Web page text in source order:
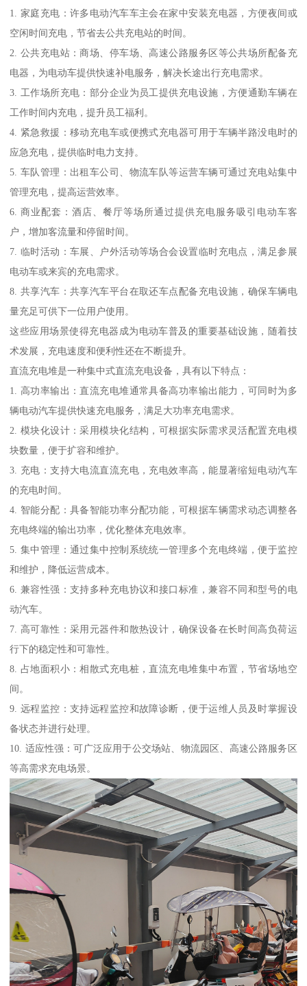
1. 家庭充电：许多电动汽车车主会在家中安装充电器，方便夜间或
空闲时间充电，节省去公共充电站的时间。
2. 公共充电站：商场、停车场、高速公路服务区等公共场所配备充
电器，为电动车提供快速补电服务，解决长途出行充电需求。
3. 工作场所充电：部分企业为员工提供充电设施，方便通勤车辆在
工作时间内充电，提升员工福利。
4. 紧急救援：移动充电车或便携式充电器可用于车辆半路没电时的
应急充电，提供临时电力支持。
5. 车队管理：出租车公司、物流车队等运营车辆可通过充电站集中
管理充电，提高运营效率。
6. 商业配套：酒店、餐厅等场所通过提供充电服务吸引电动车客
户，增加客流量和停留时间。
7. 临时活动：车展、户外活动等场合会设置临时充电点，满足参展
电动车或来宾的充电需求。
8. 共享汽车：共享汽车平台在取还车点配备充电设施，确保车辆电
量充足可供下一位用户使用。
这些应用场景使得充电器成为电动车普及的重要基础设施，随着技
术发展，充电速度和便利性还在不断提升。
直流充电堆是一种集中式直流充电设备，具有以下特点：
1. 高功率输出：直流充电堆通常具备高功率输出能力，可同时为多
辆电动汽车提供快速充电服务，满足大功率充电需求。
2. 模块化设计：采用模块化结构，可根据实际需求灵活配置充电模
块数量，便于扩容和维护。
3. 充电：支持大电流直流充电，充电效率高，能显著缩短电动汽车
的充电时间。
4. 智能分配：具备智能功率分配功能，可根据车辆需求动态调整各
充电终端的输出功率，优化整体充电效率。
5. 集中管理：通过集中控制系统统一管理多个充电终端，便于监控
和维护，降低运营成本。
6. 兼容性强：支持多种充电协议和接口标准，兼容不同和型号的电
动汽车。
7. 高可靠性：采用元器件和散热设计，确保设备在长时间高负荷运
行下的稳定性和可靠性。
8. 占地面积小：相散式充电桩，直流充电堆集中布置，节省场地空
间。
9. 远程监控：支持远程监控和故障诊断，便于运维人员及时掌握设
备状态并进行处理。
10. 适应性强：可广泛应用于公交场站、物流园区、高速公路服务区
等高需求充电场景。